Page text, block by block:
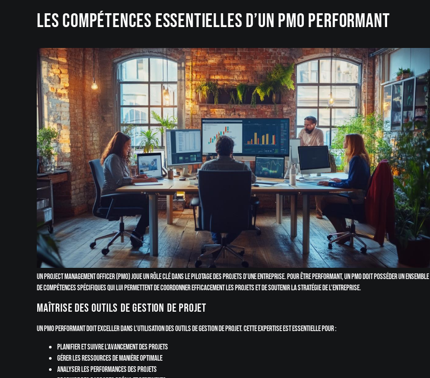
Les compétences essentielles d’un PMO performant
Un Project Management Officer (PMO) joue un rôle clé dans le pilotage des projets d’une entreprise. Pour être performant, un PMO doit posséder un ensemble
de compétences spécifiques qui lui permettent de coordonner efficacement les projets et de soutenir la stratégie de l’entreprise.
Maîtrise des outils de gestion de projet
Un PMO performant doit exceller dans l’utilisation des outils de gestion de projet. Cette expertise est essentielle pour :
Planifier et suivre l’avancement des projets
Gérer les ressources de manière optimale
Analyser les performances des projets